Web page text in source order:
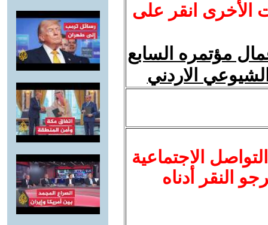
الأخرى انقر على
مؤتمره السابع
الاردني
الاجتماعية
النقر أدناه